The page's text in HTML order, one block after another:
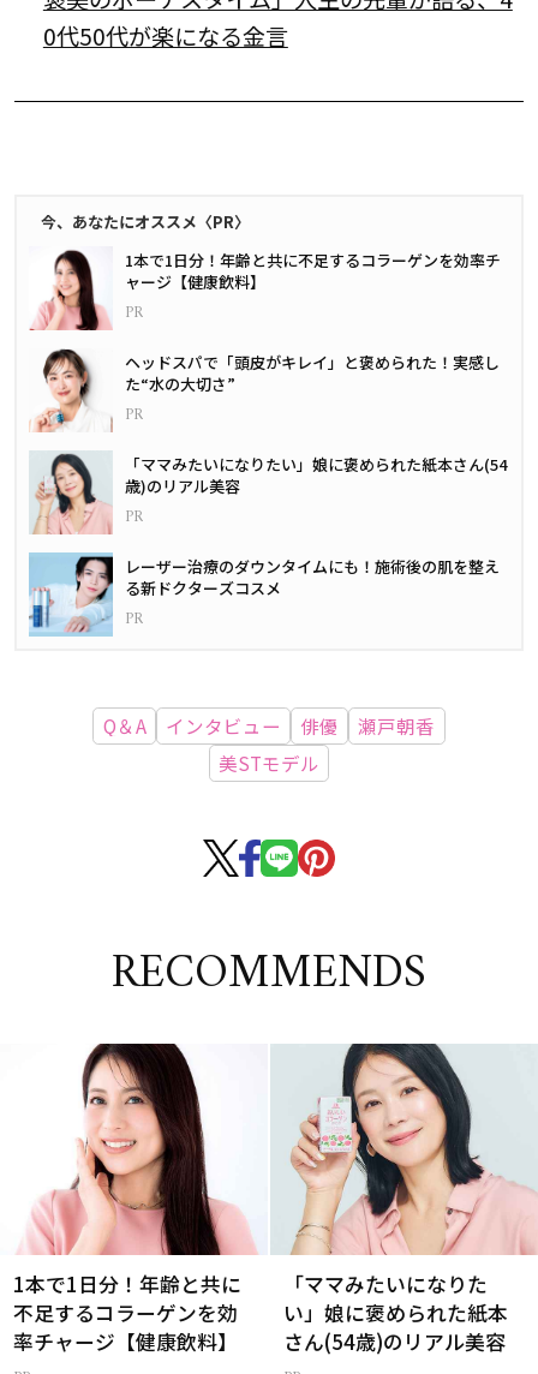
0代50代が楽になる金言
今、あなたにオススメ〈PR〉
1本で1日分！年齢と共に不足するコラーゲンを効率チ
ャージ【健康飲料】
ヘッドスパで「頭皮がキレイ」と褒められた！実感し
た“水の大切さ”
「ママみたいになりたい」娘に褒められた紙本さん(54
歳)のリアル美容
レーザー治療のダウンタイムにも！施術後の肌を整え
る新ドクターズコスメ
Q＆A インタビュー 俳優
瀬戸朝香
美STモデル
RECOMMENDS
1本で1日分！年齢と共に
不足するコラーゲンを効
率チャージ【健康飲料】
「ママみたいになりた
い」娘に褒められた紙本
さん(54歳)のリアル美容